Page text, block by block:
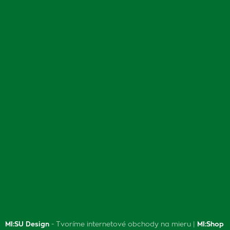
MI:SU Design - Tvoríme internetové obchody na mieru | MI:Shop